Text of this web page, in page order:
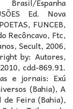
Ed. Nova
FUNCEB,
Recôncavo, Ftc,
Secult, 2006,
by: Autores,
cdd-869.91.
e jornais: Exú
(Bahia), A
de Feira (Bahia),